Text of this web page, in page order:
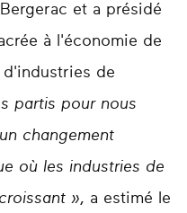
et a présidé
à l'économie de
de
partis pour nous
changement
où les industries de
», a estimé le